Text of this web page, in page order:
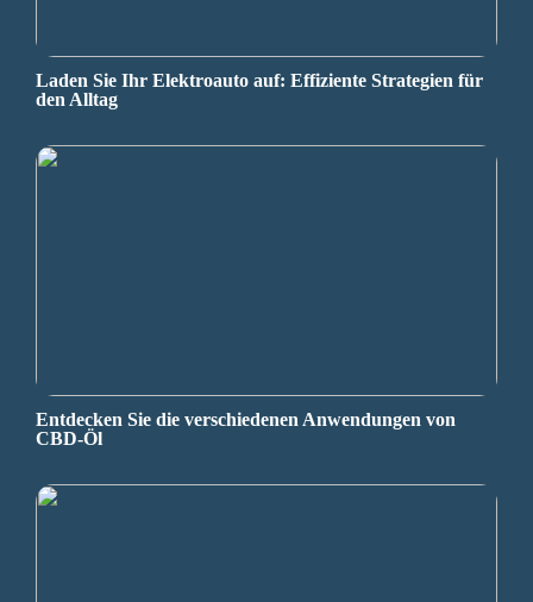
Laden Sie Ihr Elektroauto auf: Effiziente Strategien für
den Alltag
Entdecken Sie die verschiedenen Anwendungen von
CBD-Öl